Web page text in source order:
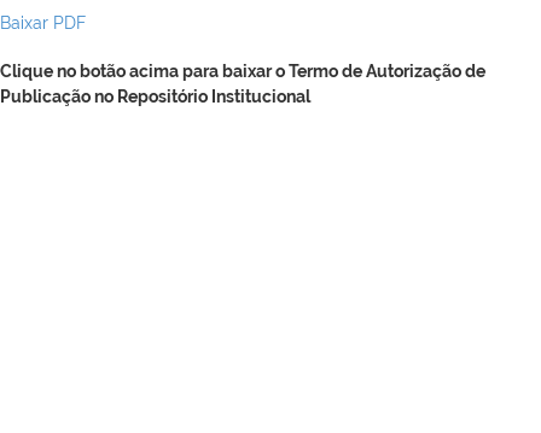
Baixar PDF
Clique no botão acima para baixar o Termo de Autorização de
Publicação no Repositório Institucional